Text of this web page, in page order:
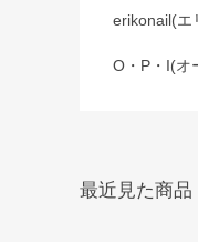
erikonail(エ
O・P・I(オ
最近見た商品